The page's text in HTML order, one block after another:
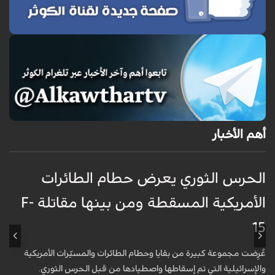
أهم الأخبار
الحرس الثوري يعرض حطام الطائرات
الأمريكية المسقطة ومن بينها مقاتلة F-
15
عُرِضت مجموعة كبيرة من بقايا وحطام الطائرات والمسيّرات الأمريكية
والإسرائيلية التي تم إسقاطها واصطيادها من قبل الحرس الثوري.